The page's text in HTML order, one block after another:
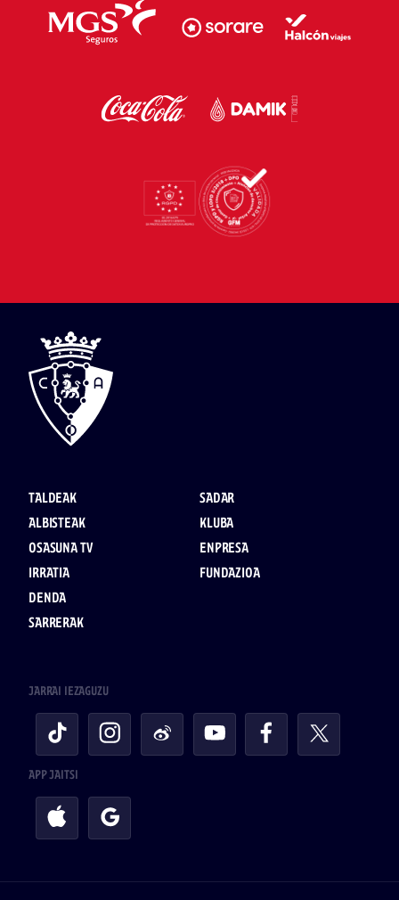
TALDEAK
ALBISTEAK
OSASUNA TV
IRRATIA
DENDA
SARRERAK
SADAR
KLUBA
ENPRESA
FUNDAZIOA
JARRAI IEZAGUZU
APP JAITSI